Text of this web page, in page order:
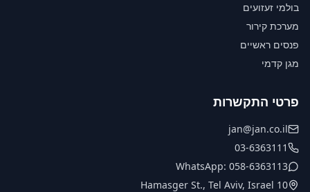
בולמי זעזועים
מערכת קירור
פנסים ראשיים
מגן קדמי
פרטי התקשרות
jan@jan.co.il
03-6363111
WhatsApp: 058-6363113
10 Hamasger St., Tel Aviv, Israel